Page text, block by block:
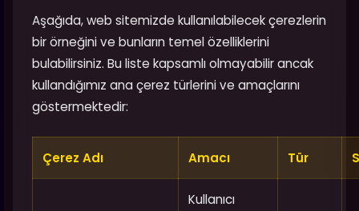
Aşağıda, web sitemizde kullanılabilecek çerezlerin
bir örneğini ve bunların temel özelliklerini
bulabilirsiniz. Bu liste kapsamlı olmayabilir ancak
kullandığımız ana çerez türlerini ve amaçlarını
göstermektedir:
Çerez Adı Amacı Tür
Kullanıcı